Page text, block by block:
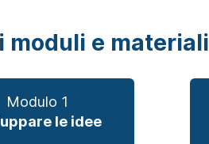
moduli e materiali
Modulo 1
le idee